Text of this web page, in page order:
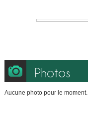
Photos
Aucune photo pour le moment.